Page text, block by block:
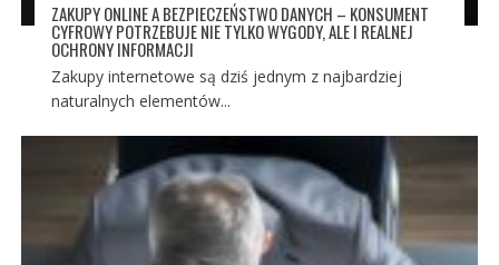
ZAKUPY ONLINE A BEZPIECZEŃSTWO DANYCH – KONSUMENT
CYFROWY POTRZEBUJE NIE TYLKO WYGODY, ALE I REALNEJ
OCHRONY INFORMACJI
Zakupy internetowe są dziś jednym z najbardziej
naturalnych elementów...